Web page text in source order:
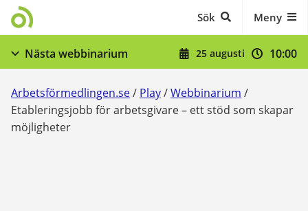
Gå till innehåll
Sök Meny
Nästa webbinarium 25 augusti
10:00
Visa fler
Arbetsförmedlingen.se/ Play/Webbinarium /
Etableringsjobb för arbetsgivare – ett stöd som skapar
möjligheter